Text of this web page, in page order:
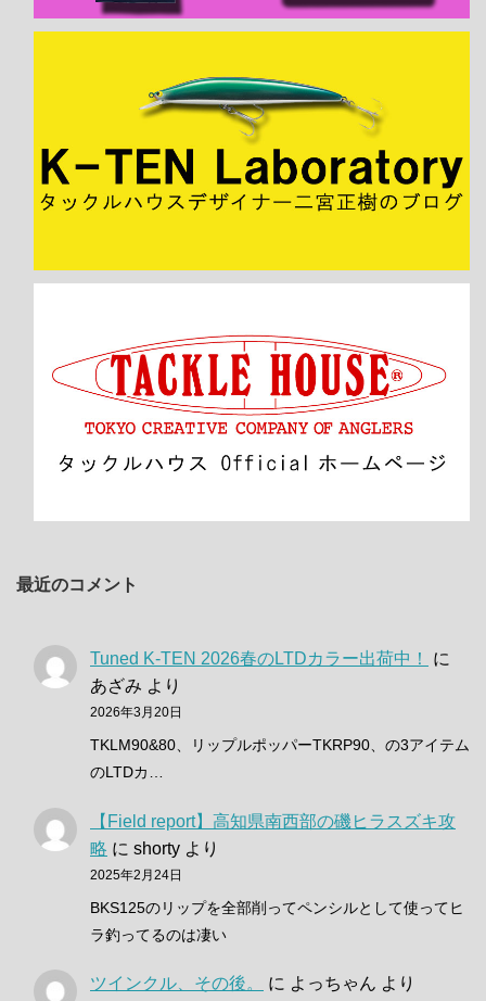
最近のコメント
Tuned K-TEN 2026春のLTDカラー出荷中！
に
あざみ より
2026年3月20日
TKLM90&80、リップルポッパーTKRP90、の3アイテム
のLTDカ…
【Field report】高知県南西部の磯ヒラスズキ攻
略 に shorty より
2025年2月24日
BKS125のリップを全部削ってペンシルとして使ってヒ
ラ釣ってるのは凄い
ツインクル、その後。 に よっちゃん より